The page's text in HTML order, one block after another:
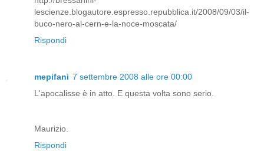
lescienze.blogautore.espresso.repubblica.it/2008/09/03/il-
buco-nero-al-cern-e-la-noce-moscata/
Rispondi
mepifani 7 settembre 2008 alle ore 00:00
L'apocalisse è in atto. E questa volta sono serio.
Maurizio.
Rispondi